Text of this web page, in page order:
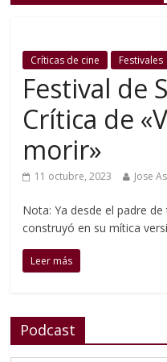
Críticas de cine Festivales
Festival de
Crítica de
morir»
11 octubre, 2023 Jose
Nota: Ya desde el padre
construyó en su mítica
Leer más
Podcast